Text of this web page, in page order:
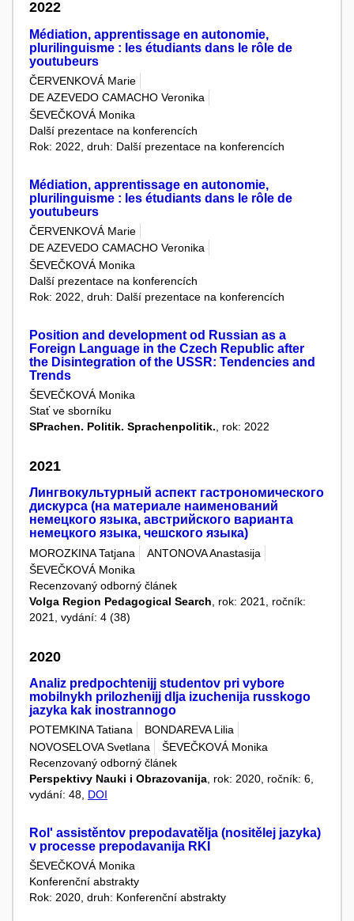
2022
Médiation, apprentissage en autonomie,
plurilinguisme : les étudiants dans le rôle de
youtubeurs
ČERVENKOVÁ Marie
DE AZEVEDO CAMACHO Veronika
ŠEVEČKOVÁ Monika
Další prezentace na konferencích
Rok: 2022, druh: Další prezentace na konferencích
Médiation, apprentissage en autonomie,
plurilinguisme : les étudiants dans le rôle de
youtubeurs
ČERVENKOVÁ Marie
DE AZEVEDO CAMACHO Veronika
ŠEVEČKOVÁ Monika
Další prezentace na konferencích
Rok: 2022, druh: Další prezentace na konferencích
Position and development od Russian as a
Foreign Language in the Czech Republic after
the Disintegration of the USSR: Tendencies and
Trends
ŠEVEČKOVÁ Monika
Stať ve sborníku
SPrachen. Politik. Sprachenpolitik. , rok: 2022
2021
Лингвокультурный аспект гастрономического
дискурса (на материале наименований
немецкого языка, австрийского варианта
немецкого языка, чешского языка)
MOROZKINA Tatjana
ANTONOVA Anastasija
ŠEVEČKOVÁ Monika
Recenzovaný odborný článek
Volga Region Pedagogical Search , rok: 2021, ročník:
2021, vydání: 4 (38)
2020
Analiz predpochtenijj studentov pri vybore
mobilnykh prilozhenijj dlja izuchenija russkogo
jazyka kak inostrannogo
POTEMKINA Tatiana
BONDAREVA Lilia
NOVOSELOVA Svetlana
ŠEVEČKOVÁ Monika
Recenzovaný odborný článek
Perspektivy Nauki i Obrazovanija , rok: 2020, ročník: 6,
vydání: 48, DOI
Rol' assistěntov prepodavatělja (nositělej jazyka)
v processe prepodavanija RKI
ŠEVEČKOVÁ Monika
Konferenční abstrakty
Rok: 2020, druh: Konferenční abstrakty